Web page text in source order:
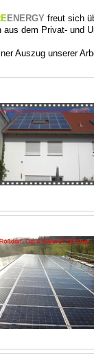
ENERGY freut sich
aus dem Privat- und
Auszug unserer